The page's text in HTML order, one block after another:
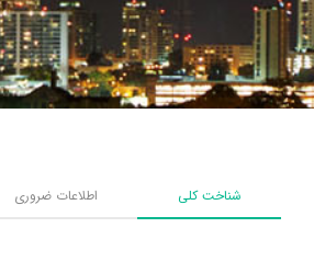
شناخت کلی اطلاعات ضروری